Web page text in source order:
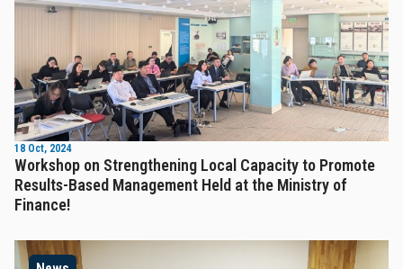
18 Oct, 2024
Workshop on Strengthening Local Capacity to Promote
Results-Based Management Held at the Ministry of
Finance!